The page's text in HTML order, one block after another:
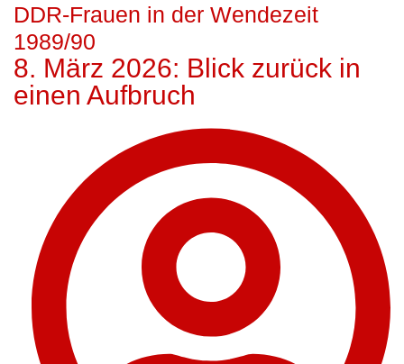
DDR-Frauen in der Wendezeit
1989/90
8. März 2026: Blick zurück in
einen Aufbruch